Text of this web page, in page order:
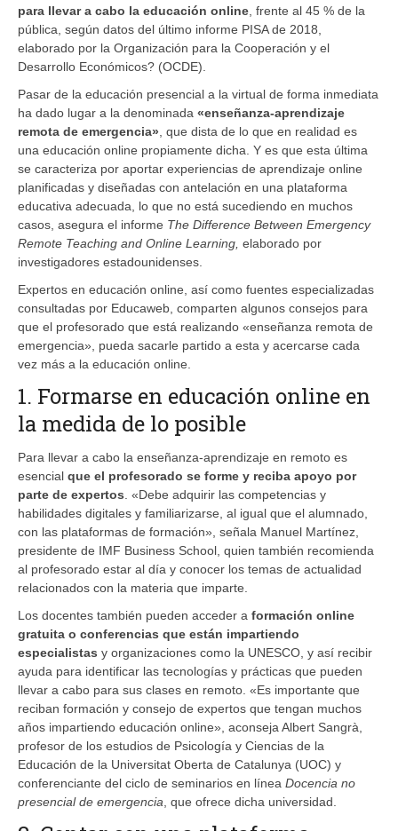
para llevar a cabo la educación online , frente al 45 % de la
pública, según datos del último informe PISA de 2018,
elaborado por la Organización para la Cooperación y el
Desarrollo Económicos? (OCDE).
Pasar de la educación presencial a la virtual de forma inmediata
ha dado lugar a la denominada «enseñanza-aprendizaje
remota de emergencia» , que dista de lo que en realidad es
una educación online propiamente dicha. Y es que esta última
se caracteriza por aportar experiencias de aprendizaje online
planificadas y diseñadas con antelación en una plataforma
educativa adecuada, lo que no está sucediendo en muchos
casos, asegura el informe The Difference Between Emergency
Remote Teaching and Online Learning, elaborado por
investigadores estadounidenses.
Expertos en educación online, así como fuentes especializadas
consultadas por Educaweb, comparten algunos consejos para
que el profesorado que está realizando «enseñanza remota de
emergencia», pueda sacarle partido a esta y acercarse cada
vez más a la educación online.
1. Formarse en educación online en
la medida de lo posible
Para llevar a cabo la enseñanza-aprendizaje en remoto es
esencial que el profesorado se forme y reciba apoyo por
parte de expertos . «Debe adquirir las competencias y
habilidades digitales y familiarizarse, al igual que el alumnado,
con las plataformas de formación», señala Manuel Martínez,
presidente de IMF Business School, quien también recomienda
al profesorado estar al día y conocer los temas de actualidad
relacionados con la materia que imparte.
Los docentes también pueden acceder a formación online
gratuita o conferencias que están impartiendo
especialistas y organizaciones como la UNESCO, y así recibir
ayuda para identificar las tecnologías y prácticas que pueden
llevar a cabo para sus clases en remoto. «Es importante que
reciban formación y consejo de expertos que tengan muchos
años impartiendo educación online», aconseja Albert Sangrà,
profesor de los estudios de Psicología y Ciencias de la
Educación de la Universitat Oberta de Catalunya (UOC) y
conferenciante del ciclo de seminarios en línea Docencia no
presencial de emergencia , que ofrece dicha universidad.